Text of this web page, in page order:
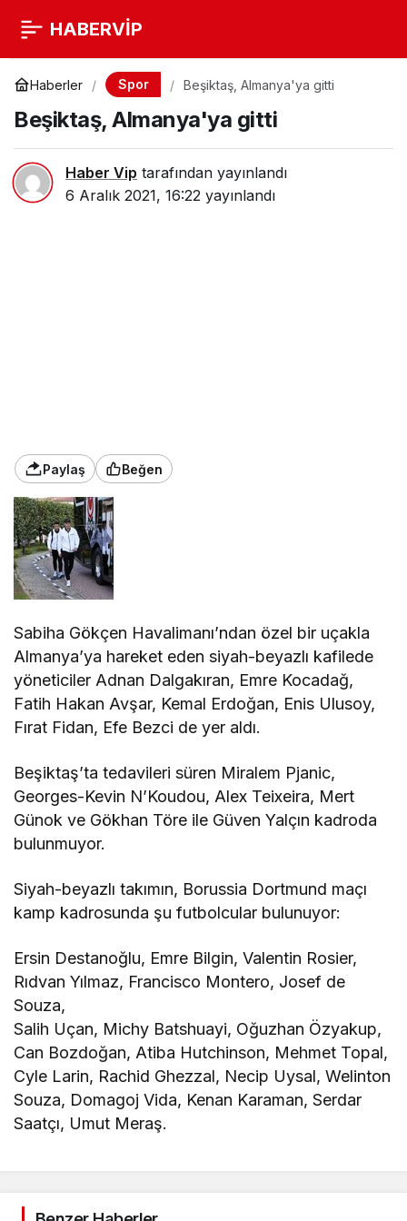
HABERVİP
Haberler Spor Beşiktaş, Almanya'ya gitti
Beşiktaş, Almanya'ya gitti
Haber Vip tarafından yayınlandı
6 Aralık 2021, 16:22 yayınlandı
Almanya’ya hareket eden siyah-beyazlı kafilede
yöneticiler Adnan Dalgakıran, Emre Kocadağ,
Fatih Hakan Avşar, Kemal Erdoğan, Enis Ulusoy,
Fırat Fidan, Efe Bezci de yer aldı.
Beşiktaş’ta tedavileri süren Miralem Pjanic,
Georges-Kevin N’Koudou, Alex Teixeira, Mert
Günok ve Gökhan Töre ile Güven Yalçın kadroda
bulunmuyor.
Siyah-beyazlı takımın, Borussia Dortmund maçı
kamp kadrosunda şu futbolcular bulunuyor:
Ersin Destanoğlu, Emre Bilgin, Valentin Rosier,
Rıdvan Yılmaz, Francisco Montero, Josef de
Souza,
Salih Uçan, Michy Batshuayi, Oğuzhan Özyakup,
Can Bozdoğan, Atiba Hutchinson, Mehmet Topal,
Cyle Larin, Rachid Ghezzal, Necip Uysal, Welinton
Souza, Domagoj Vida, Kenan Karaman, Serdar
Benzer Haberler
antrenörü Fatima
Spor